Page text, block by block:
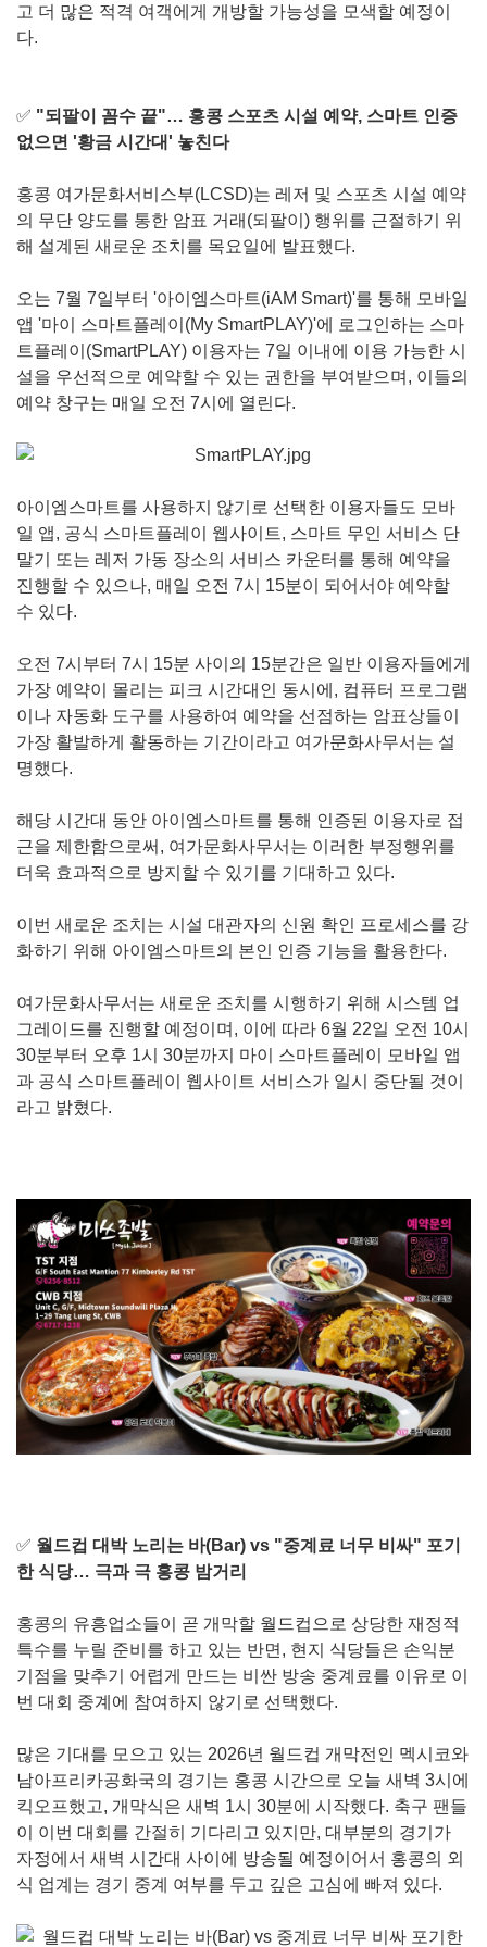
고 더 많은 적격 여객에게 개방할 가능성을 모색할 예정이
다.
✅ "되팔이 꼼수 끝"… 홍콩 스포츠 시설 예약, 스마트 인증
없으면 '황금 시간대' 놓친다
홍콩 여가문화서비스부(LCSD)는 레저 및 스포츠 시설 예약
의 무단 양도를 통한 암표 거래(되팔이) 행위를 근절하기 위
해 설계된 새로운 조치를 목요일에 발표했다.
오는 7월 7일부터 '아이엠스마트(iAM Smart)'를 통해 모바일
앱 '마이 스마트플레이(My SmartPLAY)'에 로그인하는 스마
트플레이(SmartPLAY) 이용자는 7일 이내에 이용 가능한 시
설을 우선적으로 예약할 수 있는 권한을 부여받으며, 이들의
예약 창구는 매일 오전 7시에 열린다.
아이엠스마트를 사용하지 않기로 선택한 이용자들도 모바
일 앱, 공식 스마트플레이 웹사이트, 스마트 무인 서비스 단
말기 또는 레저 가동 장소의 서비스 카운터를 통해 예약을
진행할 수 있으나, 매일 오전 7시 15분이 되어서야 예약할
수 있다.
오전 7시부터 7시 15분 사이의 15분간은 일반 이용자들에게
가장 예약이 몰리는 피크 시간대인 동시에, 컴퓨터 프로그램
이나 자동화 도구를 사용하여 예약을 선점하는 암표상들이
가장 활발하게 활동하는 기간이라고 여가문화사무서는 설
명했다.
해당 시간대 동안 아이엠스마트를 통해 인증된 이용자로 접
근을 제한함으로써, 여가문화사무서는 이러한 부정행위를
더욱 효과적으로 방지할 수 있기를 기대하고 있다.
이번 새로운 조치는 시설 대관자의 신원 확인 프로세스를 강
화하기 위해 아이엠스마트의 본인 인증 기능을 활용한다.
여가문화사무서는 새로운 조치를 시행하기 위해 시스템 업
그레이드를 진행할 예정이며, 이에 따라 6월 22일 오전 10시
30분부터 오후 1시 30분까지 마이 스마트플레이 모바일 앱
과 공식 스마트플레이 웹사이트 서비스가 일시 중단될 것이
라고 밝혔다.
✅ 월드컵 대박 노리는 바(Bar) vs "중계료 너무 비싸" 포기
한 식당… 극과 극 홍콩 밤거리
홍콩의 유흥업소들이 곧 개막할 월드컵으로 상당한 재정적
특수를 누릴 준비를 하고 있는 반면, 현지 식당들은 손익분
기점을 맞추기 어렵게 만드는 비싼 방송 중계료를 이유로 이
번 대회 중계에 참여하지 않기로 선택했다.
많은 기대를 모으고 있는 2026년 월드컵 개막전인 멕시코와
남아프리카공화국의 경기는 홍콩 시간으로 오늘 새벽 3시에
킥오프했고, 개막식은 새벽 1시 30분에 시작했다. 축구 팬들
이 이번 대회를 간절히 기다리고 있지만, 대부분의 경기가
자정에서 새벽 시간대 사이에 방송될 예정이어서 홍콩의 외
식 업계는 경기 중계 여부를 두고 깊은 고심에 빠져 있다.